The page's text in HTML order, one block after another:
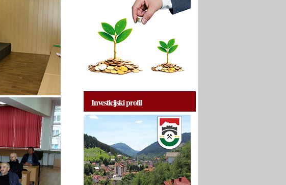
Investicijski profil